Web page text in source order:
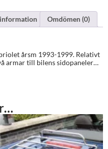
Omdömen (0)
årsm 1993-1999. Relativt
armar till bilens sidopaneler…